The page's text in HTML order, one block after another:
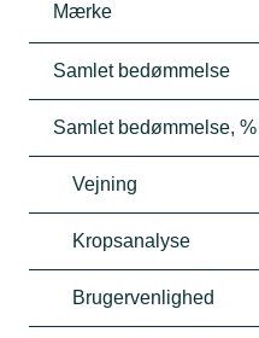
Mærke
Samlet bedømmelse
Samlet bedømmelse, %
Vejning
Kropsanalyse
Brugervenlighed